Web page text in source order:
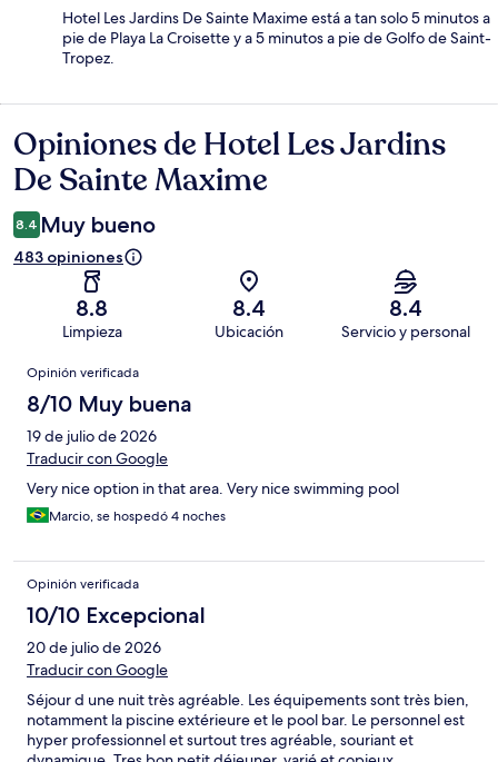
Hotel Les Jardins De Sainte Maxime está a tan solo 5 minutos a
pie de Playa La Croisette y a 5 minutos a pie de Golfo de Saint-
Tropez.
Opiniones
Opiniones de Hotel Les Jardins
De Sainte Maxime
8.4 Muy bueno
483 opiniones
8.8
Limpieza
8.4
Ubicación
8.4
Servicio y personal
Opiniones
Opinión verificada
8/10 Muy buena
19 de julio de 2026
Traducir con Google
Very nice option in that area. Very nice swimming pool
Marcio, se hospedó 4 noches
Opinión verificada
10/10 Excepcional
20 de julio de 2026
Traducir con Google
Séjour d une nuit très agréable. Les équipements sont très bien,
notamment la piscine extérieure et le pool bar. Le personnel est
hyper professionnel et surtout tres agréable, souriant et